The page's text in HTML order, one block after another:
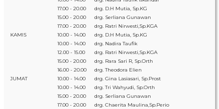
17.00 - 20.00
drg. D.H Mutia, Sp.KG
15.00 - 20.00
drg. Serliana Gunawan
17.00 - 20.00
drg. Ratri Nirwesti,Sp.KGA
KAMIS
10.00 - 14.00
drg. D.H Mutia, Sp.KG
10.00 - 14.00
drg. Nadira Taufik
12.00 - 15.00
drg. Ratri Nirwesti,Sp.KGA
15.00 - 20.00
drg. Rara Sari R, Sp.Orth
16.00 - 20.00
drg. Theodora Elien
JUMAT
10.00 - 14.00
drg. Gina Lasiasari, Sp.Prost
10.00 - 14.00
drg. Tri Wahyudi, Sp.Orth
15.00 - 20.00
drg. Serliana Gunawan
17.00 - 20.00
drg. Chaerita Maulina,Sp.Perio